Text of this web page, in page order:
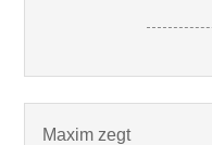
Maxim zegt